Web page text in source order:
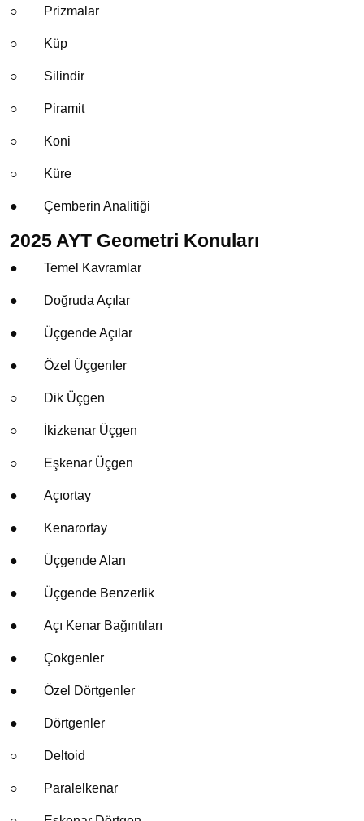
○ Prizmalar
○ Küp
○ Silindir
○ Piramit
○ Koni
○ Küre
● Çemberin Analitiği
2025 AYT Geometri Konuları
● Temel Kavramlar
● Doğruda Açılar
● Üçgende Açılar
● Özel Üçgenler
○ Dik Üçgen
○ İkizkenar Üçgen
○ Eşkenar Üçgen
● Açıortay
● Kenarortay
● Üçgende Alan
● Üçgende Benzerlik
● Açı Kenar Bağıntıları
● Çokgenler
● Özel Dörtgenler
● Dörtgenler
○ Deltoid
○ Paralelkenar